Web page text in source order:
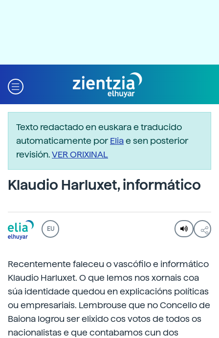
Texto redactado en euskara e traducido
automaticamente porEliae sen posterior
revisión.VER ORIXINAL
Klaudio Harluxet, informático
EU
Recentemente faleceu o vascófilo e informático
Klaudio Harluxet. O que lemos nos xornais coa
súa identidade quedou en explicacións políticas
ou empresariais. Lembrouse que no Concello de
Baiona logrou ser elixido cos votos de todos os
nacionalistas e que contabamos cun dos